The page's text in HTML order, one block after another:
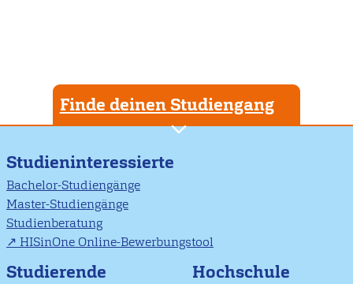
Finde deinen Studiengang
Studieninteressierte
Bachelor-Studiengänge
Master-Studiengänge
Studienberatung
HISinOne Online-Bewerbungstool
Studierende Hochschule